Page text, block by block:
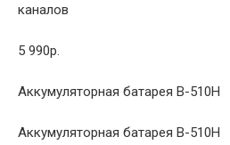
каналов
5 990р.
Аккумуляторная батарея B-510H
Аккумуляторная батарея B-510H